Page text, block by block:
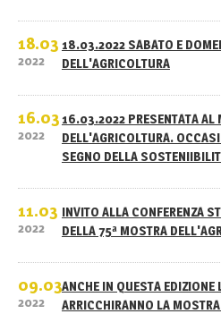
18.03
2022
18.03.2022 SABATO E
DELL'AGRICOLTURA
16.03
2022
16.03.2022 PRESENTATA AL
DELL'AGRICOLTURA.
SEGNO DELLA
11.03
2022
INVITO ALLA CONFERENZA
DELLA 75ª MOSTRA
09.03
2022
ANCHE IN QUESTA EDIZIONE
ARRICCHIRANNO LA